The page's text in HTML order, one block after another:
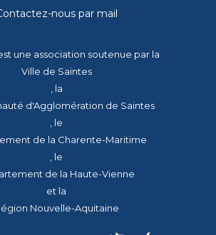
nous par mail
une association soutenue par la
Ville de Saintes
, la
d'Agglomération de Saintes
, le
de la Charente-Maritime
, le
de la Haute-Vienne
et la
Nouvelle-Aquitaine